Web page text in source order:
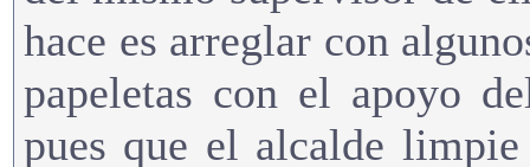
hace es arreglar con
papeletas con el apoyo
pues que el alcalde